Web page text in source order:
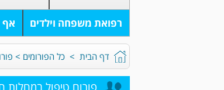
רפואת משפחה וילדים אף
דף הבית > כל הפורומים >